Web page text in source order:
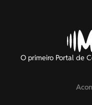
O primeiro Portal de